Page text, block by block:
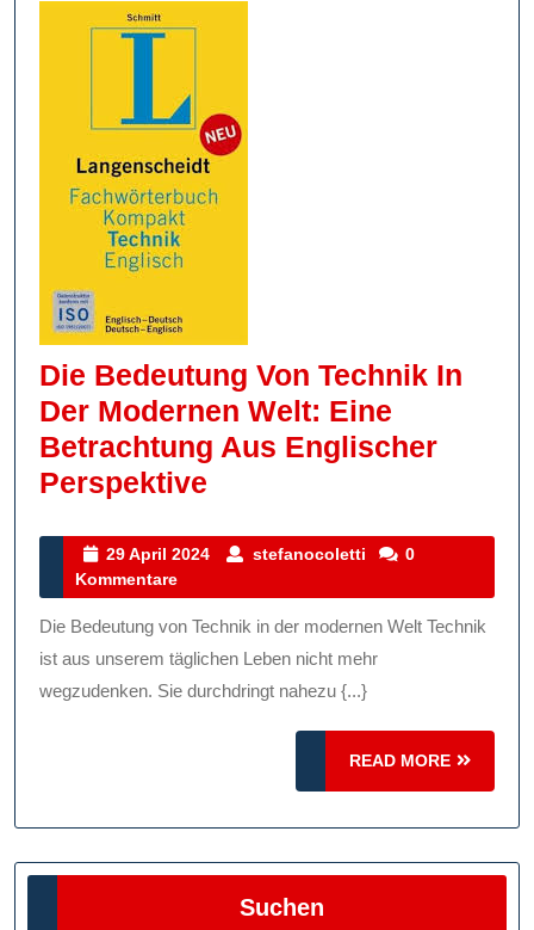
Die Bedeutung Von Technik In
Der Modernen Welt: Eine
Betrachtung Aus Englischer
Perspektive
Von
In
Der
Modernen
Aus
Englischer
Perspektive
29 April 2024
29
2024
stefanocoletti stefanocoletti
0
Kommentare
Die Bedeutung von Technik in der modernen Welt Technik
ist aus unserem täglichen Leben nicht mehr
wegzudenken. Sie durchdringt nahezu {...}
READ MORE
READ
MORE
Suchen